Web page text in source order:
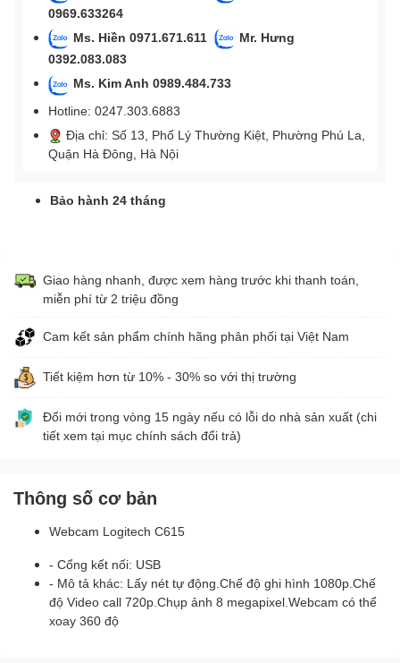
0969.633264
Ms. Hiền 0971.671.611
Mr. Hưng
0392.083.083
Ms. Kim Anh 0989.484.733
Hotline: 0247.303.6883
Địa chỉ: Số 13, Phố Lý Thường Kiệt, Phường Phú La,
Quận Hà Đông, Hà Nội
Bảo hành 24 tháng
Giao hàng nhanh, được xem hàng trước khi thanh toán,
miễn phí từ 2 triệu đồng
Cam kết sản phẩm chính hãng phân phối tại Việt Nam
Tiết kiệm hơn từ 10% - 30% so với thị trường
Đổi mới trong vòng 15 ngày nếu có lỗi do nhà sản xuất (chi
tiết xem tại mục chính sách đổi trả)
Thông số cơ bản
Webcam Logitech C615
- Cổng kết nối: USB
- Mô tả khác: Lấy nét tự động.Chế độ ghi hình 1080p.Chế
độ Video call 720p.Chụp ảnh 8 megapixel.Webcam có thể
xoay 360 độ